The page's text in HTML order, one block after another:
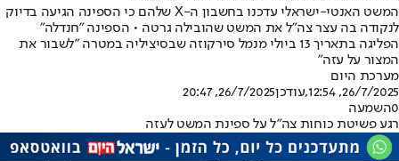
המשט האנטי-ישראלי עדכנו בחשבון ה-X שלהם כי הספינה הגיעה בדיוק
לנקודה בה עצר צה"ל את המשט שהובילה גרטה • הספינה ״חנדלה״
הפליגה בתאריך 13 ביולי מנמל סירקוזה שבסיציליה במטרה ״לשבור את
המצור על עזה״
מערכת היום
26/7/2025, 12:54
,עודכן26/7/2025, 20:47
0השמעה
רגע פשיטת כוחות צה"ל על ספינת המשט לעזה